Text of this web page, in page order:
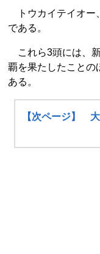
トウカイテイオー
である。
これら3頭には、
覇を果たしたことの
ある。
【次ページ】